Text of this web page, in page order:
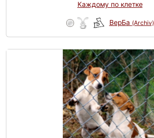
Каждому по клетке
ВерБа (Archiv)